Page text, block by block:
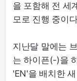
을 포함해 전 세
모로 진행 중이
지난달 말에는
는 하이픈(-)을
'EN'을 배치한